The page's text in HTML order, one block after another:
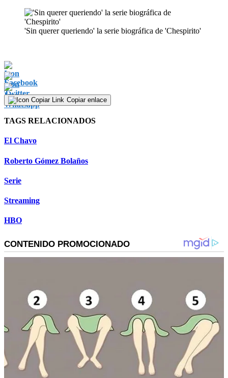
'Sin querer queriendo' la serie biográfica de 'Chespirito'
Copiar enlace
TAGS RELACIONADOS
El Chavo
Roberto Gómez Bolaños
Serie
Streaming
HBO